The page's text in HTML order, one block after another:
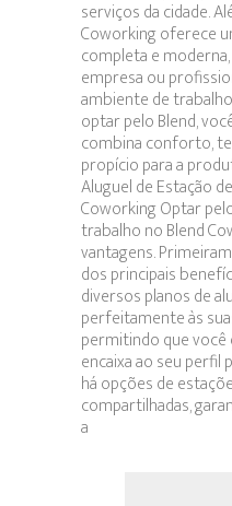
serviços da cidade.
Coworking oferece
completa e
empresa ou
ambiente de
optar pelo Blend,
combina conforto,
propício para a
Aluguel de Estação
Coworking Optar
trabalho no Blend
vantagens.
dos principais
diversos planos de
perfeitamente às
permitindo que
encaixa ao seu perfil
há opções de
compartilhadas,
a